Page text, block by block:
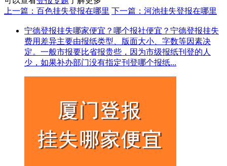
上一篇：百色挂失登报在哪里 下一篇：河池挂失登报在哪里
宁德登报挂失哪家便宜？哪个报社便宜？宁德登报挂失
费用差异主要由报纸类型、版面大小、字数等因素决
定。一般市报要比省报贵些，因为市级报纸刊登的人
少，如果补办部门没有指定刊登哪个报纸...